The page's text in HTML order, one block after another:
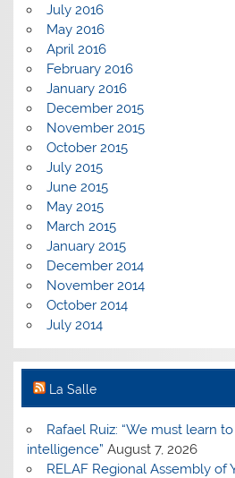
July 2016
May 2016
April 2016
February 2016
January 2016
December 2015
November 2015
October 2015
July 2015
June 2015
May 2015
March 2015
January 2015
December 2014
November 2014
October 2014
July 2014
La Salle
Rafael Ruiz: “We must learn
intelligence” August 7, 2026
RELAF Regional Assembly of